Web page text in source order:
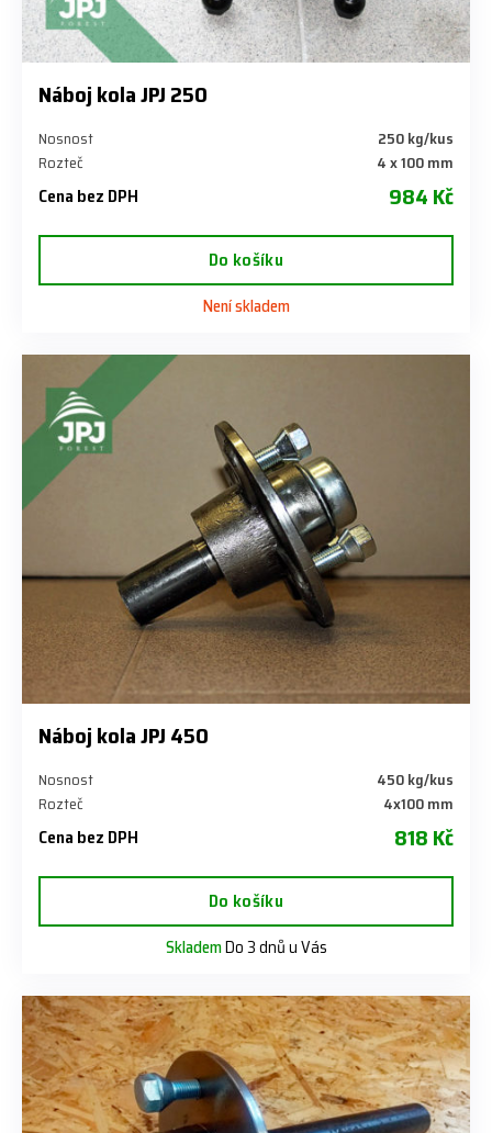
Náboj kola JPJ 250
Nosnost
250 kg/kus
Rozteč
4 x 100 mm
Cena bez DPH 984 Kč
Do košíku
Není skladem
Náboj kola JPJ 450
Nosnost
450 kg/kus
Rozteč
4x100 mm
Cena bez DPH 818 Kč
Do košíku
SklademDo 3 dnů u Vás